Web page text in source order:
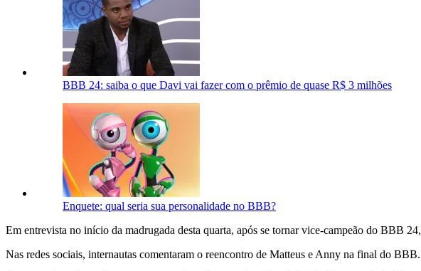
BBB 24: saiba o que Davi vai fazer com o prêmio de quase R$ 3 milhões
Enquete: qual seria sua personalidade no BBB?
Em entrevista no início da madrugada desta quarta, após se tornar vice-campeão do BBB 24,
Nas redes sociais, internautas comentaram o reencontro de Matteus e Anny na final do BBB.